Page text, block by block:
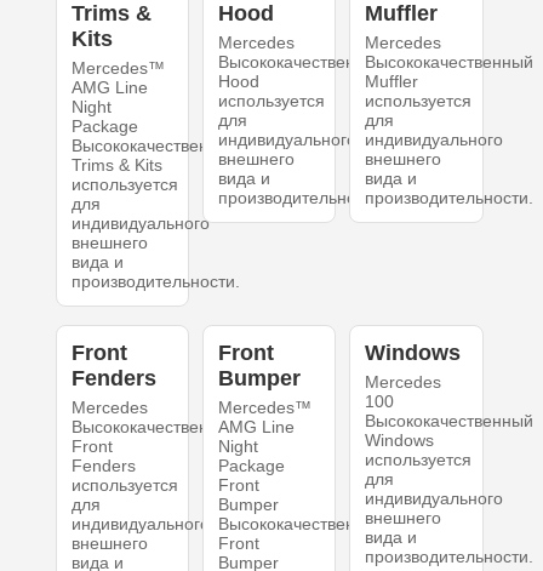
Trims &
Kits
Mercedes™
AMG Line
Night
Package
Высококачественный
Trims & Kits
используется
для
индивидуального
внешнего
вида и
производительности.
Hood
Mercedes
Высококачественный
Hood
используется
для
индивидуального
внешнего
вида и
производительности.
Muffler
Mercedes
Высококачественный
Muffler
используется
для
индивидуального
внешнего
вида и
производительности.
Front
Fenders
Mercedes
Высококачественный
Front
Fenders
используется
для
индивидуального
внешнего
вида и
Front
Bumper
Mercedes™
AMG Line
Night
Package
Front
Bumper
Высококачественный
Front
Bumper
Windows
Mercedes
100
Высококачественный
Windows
используется
для
индивидуального
внешнего
вида и
производительности.